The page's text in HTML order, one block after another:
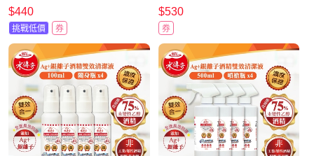
液補充瓶 500ml(2入組)
$440
挑戰低價 券
500ml(2入組)
$530
券